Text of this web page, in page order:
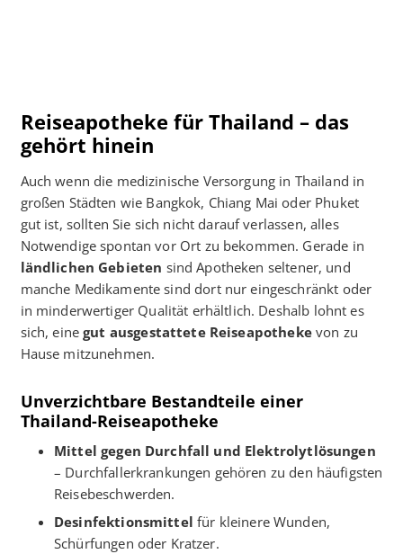
Reiseapotheke für Thailand – das
gehört hinein
Auch wenn die medizinische Versorgung in Thailand in
großen Städten wie Bangkok, Chiang Mai oder Phuket
gut ist, sollten Sie sich nicht darauf verlassen, alles
Notwendige spontan vor Ort zu bekommen. Gerade in
ländlichen Gebieten sind Apotheken seltener, und
manche Medikamente sind dort nur eingeschränkt oder
in minderwertiger Qualität erhältlich. Deshalb lohnt es
sich, einegut ausgestattete Reiseapothekevon zu
Hause mitzunehmen.
Unverzichtbare Bestandteile einer
Thailand-Reiseapotheke
Mittel gegen Durchfall und Elektrolytlösungen
– Durchfallerkrankungen gehören zu den häufigsten
Reisebeschwerden.
Desinfektionsmittel für kleinere Wunden,
Schürfungen oder Kratzer.